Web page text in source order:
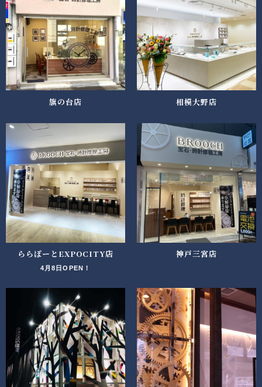
旗の台店 相模大野店
ららぽーとEXPOCITY店
4月8日OPEN！
神戸三宮店